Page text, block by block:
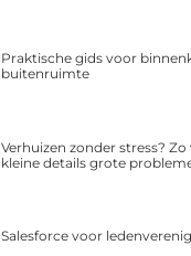
Praktische gids voor
buitenruimte
Verhuizen zonder stress?
kleine details grote
Salesforce voor